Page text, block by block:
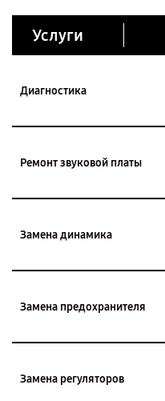
Услуги
Диагностика
Ремонт звуковой платы
Замена динамика
Замена предохранителя
Замена регуляторов